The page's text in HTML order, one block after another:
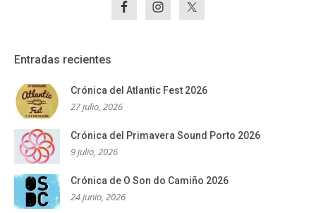
Entradas recientes
Crónica del Atlantic Fest 2026
27 julio, 2026
Crónica del Primavera Sound Porto 2026
9 julio, 2026
Crónica de O Son do Camiño 2026
24 junio, 2026